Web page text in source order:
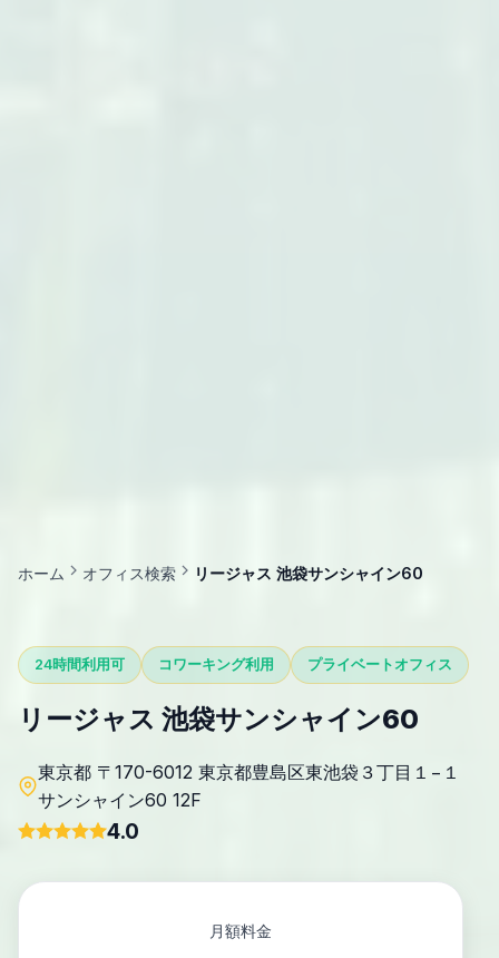
ホーム オフィス検索 リージャス 池袋サンシャイン60
24時間利用可 コワーキング利用 プライベートオフィス
リージャス 池袋サンシャイン60
東京都 〒170-6012 東京都豊島区東池袋３丁目１−１
サンシャイン60 12F
4.0
月額料金